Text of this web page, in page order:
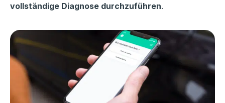
vollständige Diagnose durchzuführen.